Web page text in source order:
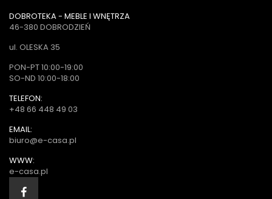
DOBROTEKA - MEBLE I WNĘTRZA
46-380 DOBRODZIEŃ
ul. OLESKA 35
PON-PT 10:00-19:00
SO-ND 10:00-18:00
TELEFON:
+48 66 448 49 03
EMAIL:
biuro@e-casa.pl
WWW:
e-casa.pl